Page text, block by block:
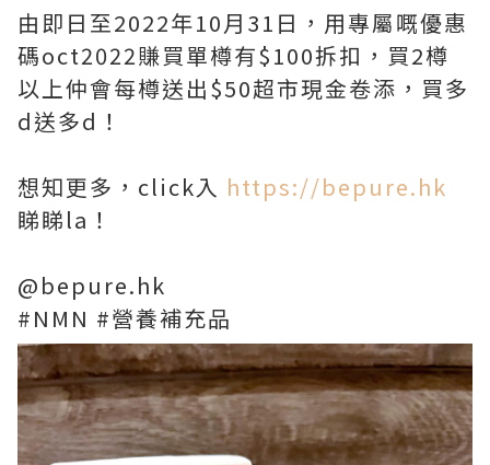
由即日至2022年10月31日，用專屬嘅優惠
碼oct2022賺買單樽有$100拆扣，買2樽
以上仲會每樽送出$50超市現金卷添，買多
d送多d！
想知更多，click入 https://bepure.hk
睇睇la！
@bepure.hk
#NMN #營養補充品